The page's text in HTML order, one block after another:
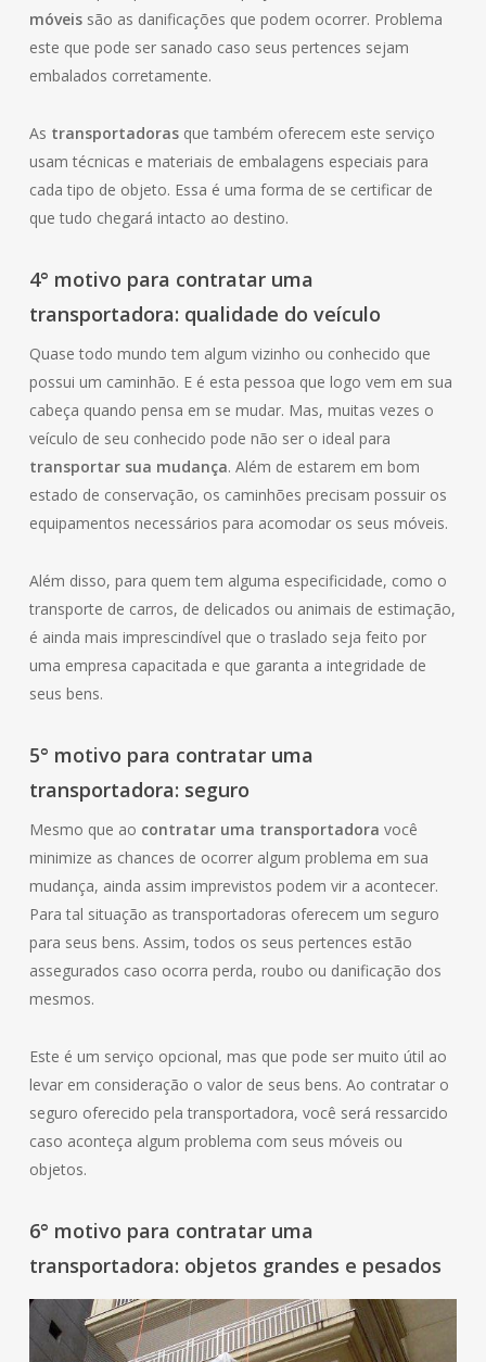
móveis são as danificações que podem ocorrer. Problema
este que pode ser sanado caso seus pertences sejam
embalados corretamente.
As transportadoras que também oferecem este serviço
usam técnicas e materiais de embalagens especiais para
cada tipo de objeto. Essa é uma forma de se certificar de
que tudo chegará intacto ao destino.
4° motivo para contratar uma
transportadora: qualidade do veículo
Quase todo mundo tem algum vizinho ou conhecido que
possui um caminhão. E é esta pessoa que logo vem em sua
cabeça quando pensa em se mudar. Mas, muitas vezes o
veículo de seu conhecido pode não ser o ideal para
transportar sua mudança. Além de estarem em bom
estado de conservação, os caminhões precisam possuir os
equipamentos necessários para acomodar os seus móveis.
Além disso, para quem tem alguma especificidade, como o
transporte de carros, de delicados ou animais de estimação,
é ainda mais imprescindível que o traslado seja feito por
uma empresa capacitada e que garanta a integridade de
seus bens.
5° motivo para contratar uma
transportadora: seguro
Mesmo que ao contratar uma transportadora você
minimize as chances de ocorrer algum problema em sua
mudança, ainda assim imprevistos podem vir a acontecer.
Para tal situação as transportadoras oferecem um seguro
para seus bens. Assim, todos os seus pertences estão
assegurados caso ocorra perda, roubo ou danificação dos
mesmos.
Este é um serviço opcional, mas que pode ser muito útil ao
levar em consideração o valor de seus bens. Ao contratar o
seguro oferecido pela transportadora, você será ressarcido
caso aconteça algum problema com seus móveis ou
objetos.
6° motivo para contratar uma
transportadora: objetos grandes e pesados